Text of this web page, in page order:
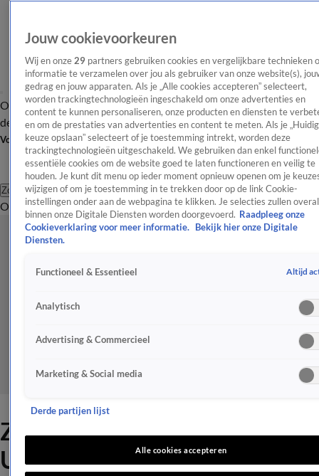
OverzichtAfleveringen Entertainment TV Algemeen
Tip
de redactieNieuwsbrief
Volg Shownieuws
Zoeken
OverzichtEntertainmentSpraakmakendRealityCrimeVideo's
ZIEN: Op kraambezoek bij
URK!-tweeling Mathilde en
Jouw cookievoorkeuren
Wij en onze 29 partners gebruiken cookies en vergelijkbare technieken
informatie te verzamelen over jou als gebruiker van onze website(s),
gedrag en jouw apparaten. Als je „Alle cookies accepteren” selecteert,
worden trackingtechnologieën ingeschakeld om onze advertenties en
content te kunnen personaliseren, onze producten en diensten te
en om de prestaties van advertenties en content te meten. Als je
keuze opslaan” selecteert of je toestemming intrekt, worden deze
trackingtechnologieën uitgeschakeld. We gebruiken dan enkel
essentiële cookies om de website goed te laten functioneren en veilig te
houden. Je kunt dit menu op ieder moment opnieuw openen om je
wijzigen of om je toestemming in te trekken door op de link Cookie-
instellingen onder aan de webpagina te klikken. Je selecties zullen overal
binnen onze Digitale Diensten worden doorgevoerd. Raadpleeg onze
Cookieverklaring voor meer informatie.
Bekijk hier onze Digitale
Diensten.
Functioneel & Essentieel Altijd
Analytisch
Advertising & Commercieel
Marketing & Social media
Derde partijen lijst
Alle cookies accepteren